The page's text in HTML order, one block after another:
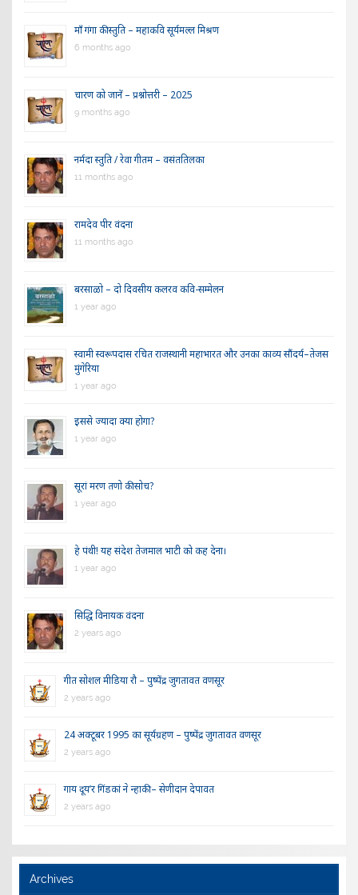
माँ गंगा की स्तुति – महाकवि सूर्यमल्ल मिश्रण
6 months ago
चारण को जानें – प्रश्नोत्तरी – 2025
9 months ago
नर्मदा स्तुति / रेवा गीतम – वसंततिलका
11 months ago
रामदेव पीर वंदना
11 months ago
बरसाळो – दो दिवसीय कलरव कवि-सम्मेलन
1 year ago
स्वामी स्वरूपदास रचित राजस्थानी महाभारत और उनका काव्य सौंदर्य–तेजस
मुंगेरिया
1 year ago
इससे ज्यादा क्या होगा?
1 year ago
सूरां मरण तणो की सोच?
1 year ago
हे पंथी! यह संदेश तेजमाल भाटी को कह देना।
1 year ago
सिद्धि विनायक वंदना
2 years ago
गीत सोशल मीडिया रौ – पुष्पेंद्र जुगतावत वणसूर
2 years ago
24 अक्टूबर 1995 का सूर्यग्रहण – पुष्पेंद्र जुगतावत वणसूर
2 years ago
गाय दूय’र गिंडकां ने न्हाकी – सेणीदान देपावत
2 years ago
Archives